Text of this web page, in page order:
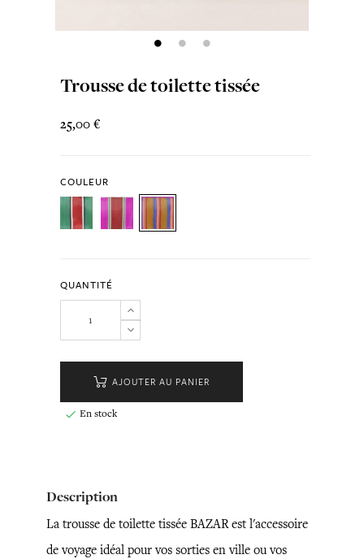
Trousse de toilette tissée
25,00 €
COULEUR
QUANTITÉ
AJOUTER AU PANIER
 En stock
Description
La trousse de toilette tissée BAZAR est l'accessoire
de voyage idéal pour vos sorties en ville ou vos